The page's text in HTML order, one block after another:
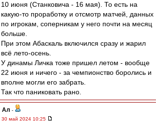
10 июня (Станковича - 16 мая). То есть на
какую-то проработку и отсмотр матчей, данных
по игрокам, соперникам у него почти на месяц
больше.
При этом Абаскаль включился сразу и жарил
всё лето-осень.
У динамы Личка тоже пришел летом - вообще
22 июня и ничего - за чемпионство боролись и
вполне могли его забрать.
Так что паниковать рано.
Ал -
30 май 2024 10:25